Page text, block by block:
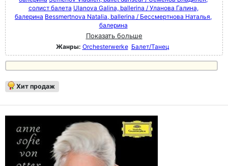
солист балета Ulanova Galina, ballerina / Уланова Галина,
балерина Bessmertnova Natalia, ballerina / Бессмертнова Наталья,
балерина
Показать больше
Жанры: Orchesterwerke Балет/Танец
Хит продаж